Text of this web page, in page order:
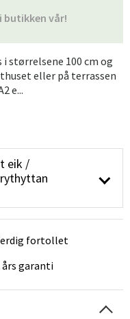
butikken vår!
størrelsene 100 cm og
eller på terrassen
e...
eik /
fortollet
års garanti